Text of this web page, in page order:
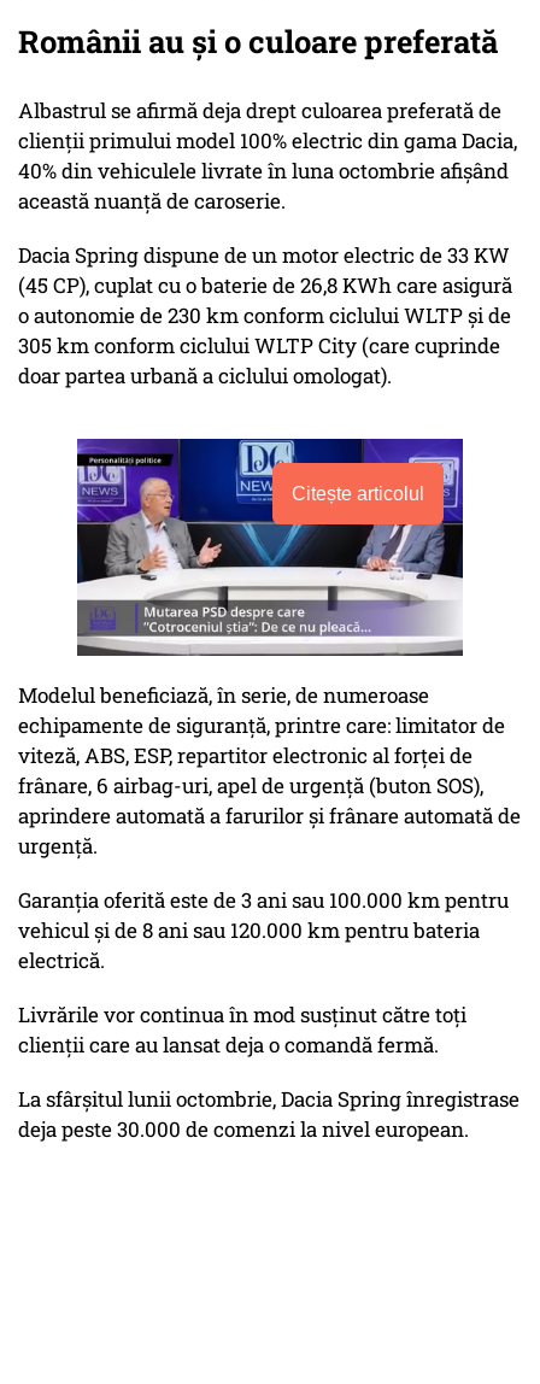
Românii au şi o culoare preferată
Albastrul se afirmă deja drept culoarea preferată de
clienţii primului model 100% electric din gama Dacia,
40% din vehiculele livrate în luna octombrie afişând
această nuanţă de caroserie.
Dacia Spring dispune de un motor electric de 33 KW
(45 CP), cuplat cu o baterie de 26,8 KWh care asigură
o autonomie de 230 km conform ciclului WLTP şi de
305 km conform ciclului WLTP City (care cuprinde
doar partea urbană a ciclului omologat).
Citește articolul
Modelul beneficiază, în serie, de numeroase
echipamente de siguranţă, printre care: limitator de
viteză, ABS, ESP, repartitor electronic al forţei de
frânare, 6 airbag-uri, apel de urgenţă (buton SOS),
aprindere automată a farurilor şi frânare automată de
urgenţă.
Garanţia oferită este de 3 ani sau 100.000 km pentru
vehicul şi de 8 ani sau 120.000 km pentru bateria
electrică.
Livrările vor continua în mod susţinut către toţi
clienţii care au lansat deja o comandă fermă.
La sfârşitul lunii octombrie, Dacia Spring înregistrase
deja peste 30.000 de comenzi la nivel european.